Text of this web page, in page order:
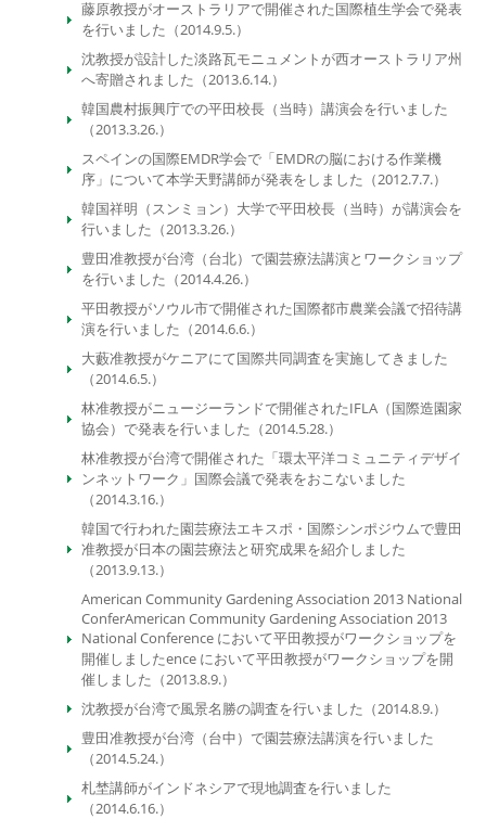
藤原教授がオーストラリアで開催された国際植生学会で発表
を行いました（2014.9.5.）
沈教授が設計した淡路瓦モニュメントが西オーストラリア州
へ寄贈されました（2013.6.14.）
韓国農村振興庁での平田校長（当時）講演会を行いました
（2013.3.26.）
スペインの国際EMDR学会で「EMDRの脳における作業機
序」について本学天野講師が発表をしました（2012.7.7.）
韓国祥明（スンミョン）大学で平田校長（当時）が講演会を
行いました（2013.3.26.）
豊田准教授が台湾（台北）で園芸療法講演とワークショップ
を行いました（2014.4.26.）
平田教授がソウル市で開催された国際都市農業会議で招待講
演を行いました（2014.6.6.）
大藪准教授がケニアにて国際共同調査を実施してきました
（2014.6.5.）
林准教授がニュージーランドで開催されたIFLA（国際造園家
協会）で発表を行いました（2014.5.28.）
林准教授が台湾で開催された「環太平洋コミュニティデザイ
ンネットワーク」国際会議で発表をおこないました
（2014.3.16.）
韓国で行われた園芸療法エキスポ・国際シンポジウムで豊田
准教授が日本の園芸療法と研究成果を紹介しました
（2013.9.13.）
American Community Gardening Association 2013 National
ConferAmerican Community Gardening Association 2013
National Conference において平田教授がワークショップを
開催しましたence において平田教授がワークショップを開
催しました（2013.8.9.）
沈教授が台湾で風景名勝の調査を行いました（2014.8.9.）
豊田准教授が台湾（台中）で園芸療法講演を行いました
（2014.5.24.）
札埜講師がインドネシアで現地調査を行いました
（2014.6.16.）